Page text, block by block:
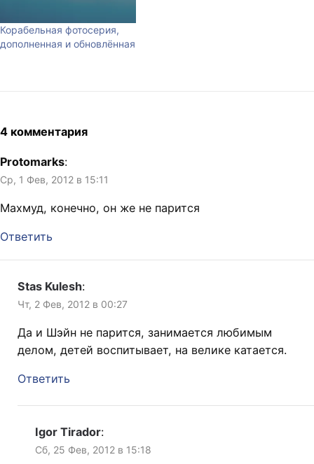
Корабельная фотосерия,
дополненная и обновлённая
4 комментария
Protomarks:
Ср, 1 Фев, 2012 в 15:11
Махмуд, конечно, он же не парится
Ответить
Stas Kulesh:
Чт, 2 Фев, 2012 в 00:27
Да и Шэйн не парится, занимается любимым
делом, детей воспитывает, на велике катается.
Ответить
Igor Tirador:
Сб, 25 Фев, 2012 в 15:18